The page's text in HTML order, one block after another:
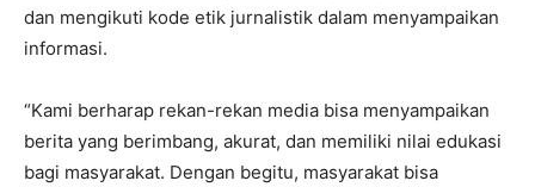
dan mengikuti kode etik jurnalistik dalam menyampaikan
informasi.
“Kami berharap rekan-rekan media bisa menyampaikan
berita yang berimbang, akurat, dan memiliki nilai edukasi
bagi masyarakat. Dengan begitu, masyarakat bisa